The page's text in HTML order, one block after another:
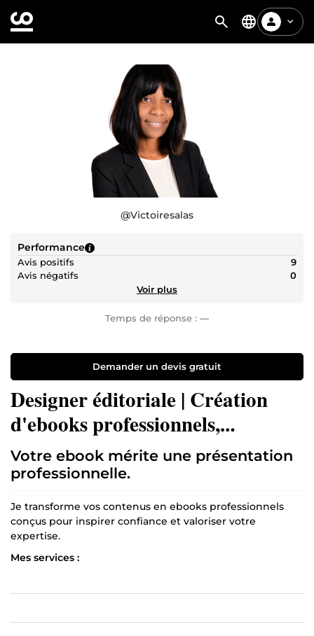
@Victoiresalas
Performance
Avis positifs
9
Avis négatifs
0
Voir plus
Temps de réponse : —
Demander un devis gratuit
Designer éditoriale | Création
d'ebooks professionnels,
couvertures et mockups premium
Votre ebook mérite une présentation
professionnelle.
Je transforme vos contenus en ebooks professionnels
conçus pour inspirer confiance et valoriser votre
expertise.
Mes services :
Couvertures Premium
Livres de recettes et guides PDF